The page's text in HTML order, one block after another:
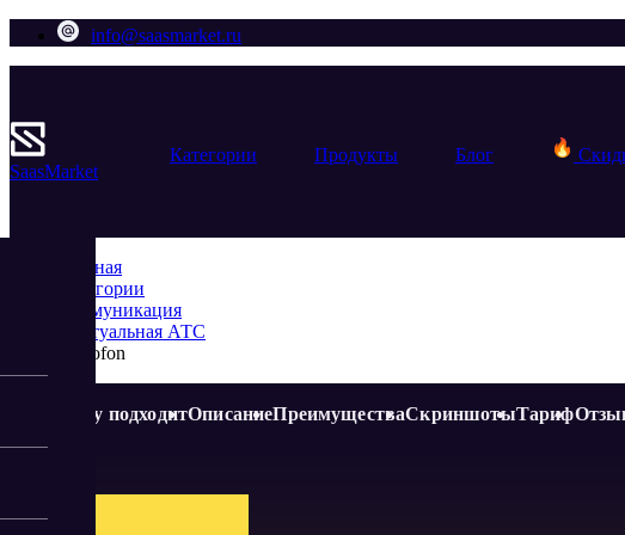
info@saasmarket.ru
SaasMarket
Категории Продукты Блог
Главная
Категории
Коммуникация
Виртуальная АТС
Novofon
Кому подходитОписаниеПреимуществаСкриншотыТариф